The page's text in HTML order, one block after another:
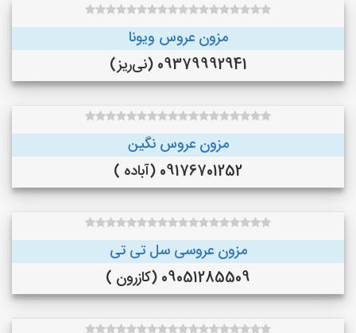
مزون عروس ویونا
09379992941 (نی‌ریز)
مزون عروس نگین
09176701252 (آباده )
مزون عروسی سل تی تی
09051285509 (کازرون )